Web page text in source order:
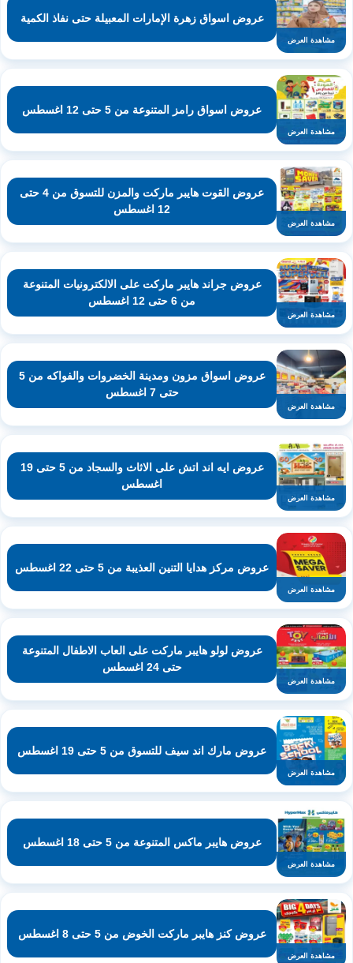
مشاهدة العرض
عروض اسواق زهرة الإمارات المعبيلة حتى نفاذ الكمية
مشاهدة العرض
عروض اسواق رامز المتنوعة من 5 حتى 12 اغسطس
مشاهدة العرض
عروض القوت هايبر ماركت والمزن للتسوق من 4 حتى
12 اغسطس
مشاهدة العرض
عروض جراند هايبر ماركت على الالكترونيات المتنوعة
من 6 حتى 12 اغسطس
مشاهدة العرض
عروض اسواق مزون ومدينة الخضروات والفواكه من 5
حتى 7 اغسطس
مشاهدة العرض
عروض ايه اند اتش على الاثاث والسجاد من 5 حتى 19
اغسطس
مشاهدة العرض
عروض مركز هدايا التنين العذيبة من 5 حتى 22 اغسطس
مشاهدة العرض
عروض لولو هايبر ماركت على العاب الاطفال المتنوعة
حتى 24 اغسطس
مشاهدة العرض
عروض مارك اند سيف للتسوق من 5 حتى 19 اغسطس
مشاهدة العرض
عروض هايبر ماكس المتنوعة من 5 حتى 18 اغسطس
مشاهدة العرض
عروض كنز هايبر ماركت الخوض من 5 حتى 8 اغسطس